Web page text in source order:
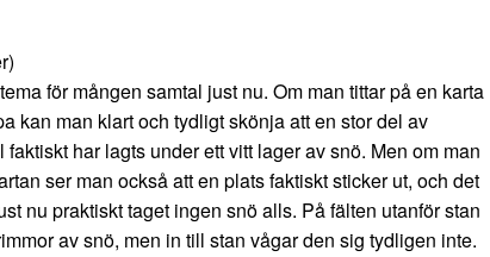
för mången samtal just nu. Om man tittar på en karta
kan man klart och tydligt skönja att en stor del av
har lagts under ett vitt lager av snö. Men om man
ser man också att en plats faktiskt sticker ut, och det
nu praktiskt taget ingen snö alls. På fälten utanför stan
av snö, men in till stan vågar den sig tydligen inte.